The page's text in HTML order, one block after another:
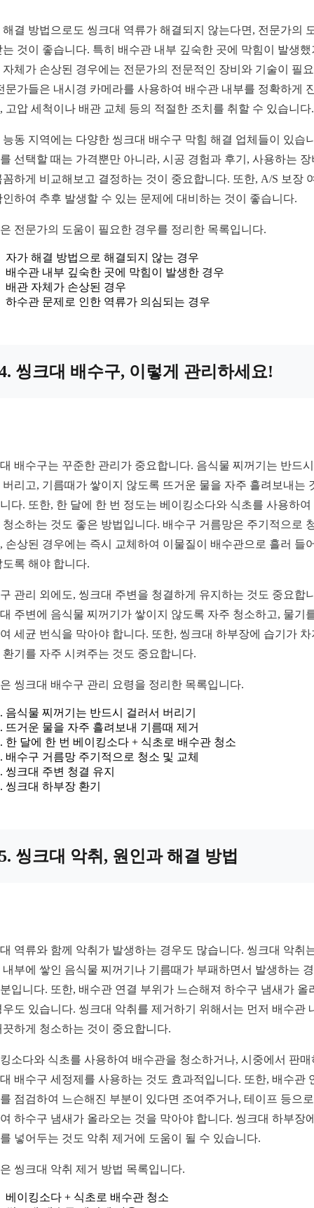
해결 방법으로도 씽크대 역류가 해결되지 않는다면, 전문가의
는 것이 좋습니다. 특히 배수관 내부 깊숙한 곳에 막힘이 발생했
자체가 손상된 경우에는 전문가의 전문적인 장비와 기술이 필
문가들은 내시경 카메라를 사용하여 배수관 내부를 정확하게
고압 세척이나 배관 교체 등의 적절한 조치를 취할 수 있습니다.
능동 지역에는 다양한 씽크대 배수구 막힘 해결 업체들이 있습
선택할 때는 가격뿐만 아니라, 시공 경험과 후기, 사용하는 장
꼼하게 비교해보고 결정하는 것이 중요합니다. 또한, A/S 보장
인하여 추후 발생할 수 있는 문제에 대비하는 것이 좋습니다.
전문가의 도움이 필요한 경우를 정리한 목록입니다.
자가 해결 방법으로 해결되지 않는 경우
배수관 내부 깊숙한 곳에 막힘이 발생한 경우
배관 자체가 손상된 경우
하수관 문제로 인한 역류가 의심되는 경우
씽크대 배수구, 이렇게 관리하세요!
배수구는 꾸준한 관리가 중요합니다. 음식물 찌꺼기는 반드
버리고, 기름때가 쌓이지 않도록 뜨거운 물을 자주 흘려보내는
다. 또한, 한 달에 한 번 정도는 베이킹소다와 식초를 사용하여
청소하는 것도 좋은 방법입니다. 배수구 거름망은 주기적으로
손상된 경우에는 즉시 교체하여 이물질이 배수관으로 흘러 들
도록 해야 합니다.
관리 외에도, 씽크대 주변을 청결하게 유지하는 것도 중요합
주변에 음식물 찌꺼기가 쌓이지 않도록 자주 청소하고, 물기
세균 번식을 막아야 합니다. 또한, 씽크대 하부장에 습기가 차
환기를 자주 시켜주는 것도 중요합니다.
씽크대 배수구 관리 요령을 정리한 목록입니다.
음식물 찌꺼기는 반드시 걸러서 버리기
뜨거운 물을 자주 흘려보내 기름때 제거
한 달에 한 번 베이킹소다 + 식초로 배수관 청소
배수구 거름망 주기적으로 청소 및 교체
씽크대 주변 청결 유지
씽크대 하부장 환기
씽크대 악취, 원인과 해결 방법
역류와 함께 악취가 발생하는 경우도 많습니다. 씽크대 악취
내부에 쌓인 음식물 찌꺼기나 기름때가 부패하면서 발생하는
입니다. 또한, 배수관 연결 부위가 느슨해져 하수구 냄새가 올
우도 있습니다. 씽크대 악취를 제거하기 위해서는 먼저 배수관
끗하게 청소하는 것이 중요합니다.
소다와 식초를 사용하여 배수관을 청소하거나, 시중에서 판매
배수구 세정제를 사용하는 것도 효과적입니다. 또한, 배수관
점검하여 느슨해진 부분이 있다면 조여주거나, 테이프 등으
하수구 냄새가 올라오는 것을 막아야 합니다. 씽크대 하부장
넣어두는 것도 악취 제거에 도움이 될 수 있습니다.
씽크대 악취 제거 방법 목록입니다.
베이킹소다 + 식초로 배수관 청소